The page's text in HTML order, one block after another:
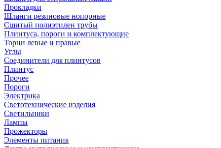
Прокладки
Шланги резиновые нопорные
Сшитый полиэтилен трубы
Плинтуса, пороги и комплектующие
Торци левые и правые
Углы
Соединители для плинтусов
Плинтус
Прочее
Пороги
Электрика
Светотехнические изделия
Светильники
Лампы
Прожекторы
Элементы питания